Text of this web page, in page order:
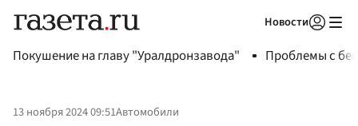
Новости
Покушение на главу "Уралдронзавода" Проблемы с
13 ноября 2024 09:51Автомобили